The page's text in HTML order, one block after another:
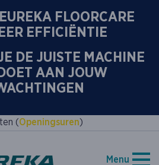
FLOORCARE
EFFICIËNTIE
DE JUISTE MACHINE
AAN JOUW
(Openingsuren)
Menu